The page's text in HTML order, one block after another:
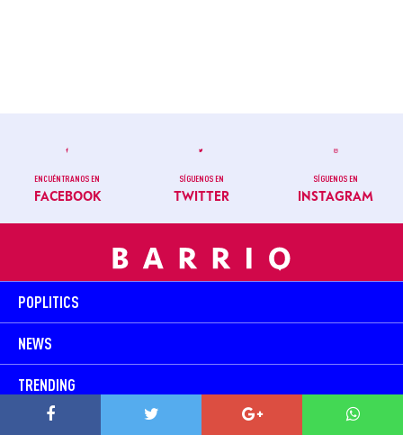
ENCUÉNTRANOS EN
FACEBOOK
SÍGUENOS EN
TWITTER
SÍGUENOS EN
INSTAGRAM
POPLITICS
NEWS
TRENDING